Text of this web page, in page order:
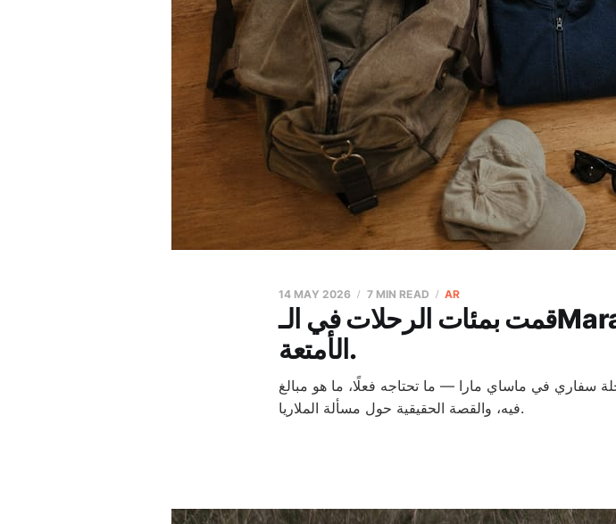
قمت بمئات الرحلات في الـMara. يمكنك تجاوز معظم قائمة
الأمتعة.
14 MAY 2026 7 MIN READ AR
سفاري في ماساي مارا — ما تحتاجه فعلًا، ما هو مبالغ
فيه، والقصة الحقيقية حول مسألة الملاريا.